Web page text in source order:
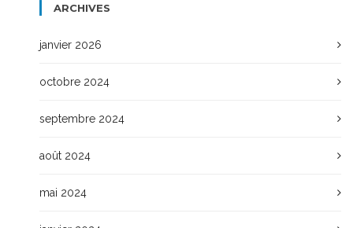
ARCHIVES
janvier 2026
octobre 2024
septembre 2024
août 2024
mai 2024